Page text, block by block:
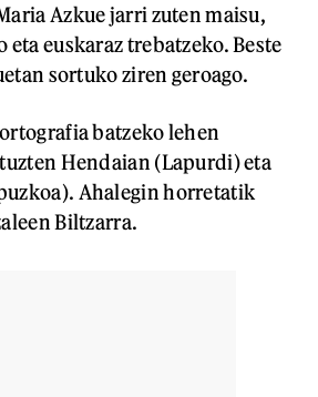
Azkue jarri zuten maisu,
eta euskaraz trebatzeko. Beste
sortuko ziren geroago.
batzeko lehen
Hendaian (Lapurdi) eta
Ahalegin horretatik
Biltzarra.